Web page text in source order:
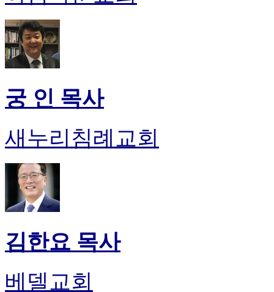
궁 인 목사
새누리침례교회
김한요 목사
베델교회